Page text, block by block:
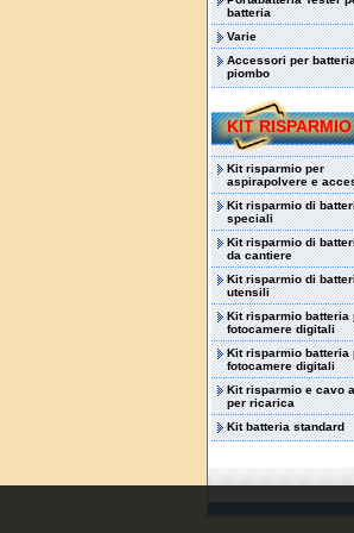
batteria
Varie
Accessori per
piombo
KIT RISPARMIO
Kit risparmio per
aspirapolvere e
Kit risparmio di
speciali
Kit risparmio di
da cantiere
Kit risparmio di
utensili
Kit risparmio batteria
fotocamere digitali
Kit risparmio batteria
fotocamere digitali
Kit risparmio e cavo
per ricarica
Kit batteria standard